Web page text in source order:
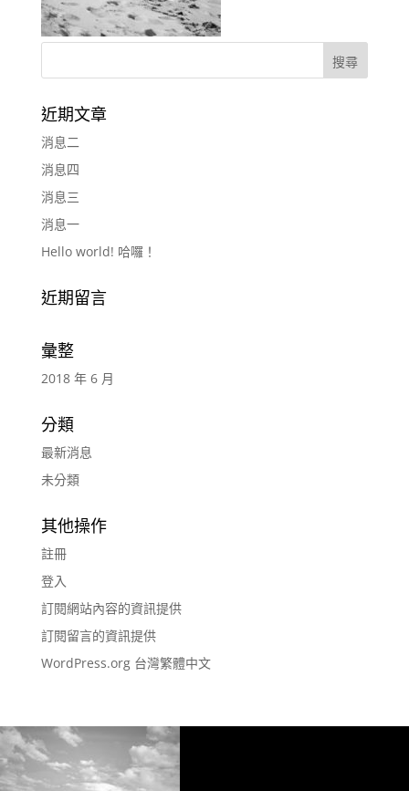
近期文章
消息二
消息四
消息三
消息一
Hello world! 哈囉！
近期留言
彙整
2018 年 6 月
分類
最新消息
未分類
其他操作
註冊
登入
訂閱網站內容的資訊提供
訂閱留言的資訊提供
WordPress.org 台灣繁體中文